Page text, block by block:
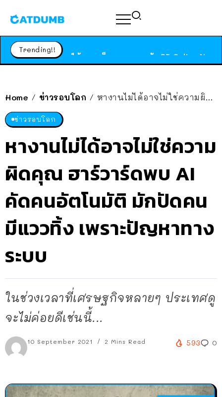
Trending!!
Home / ข่าวรอบโลก / หางานไม่ได้อาจไม่ใช่ความผิดคุณ ฮาร์วาร์ดพบ AI คัดคนอัตโนมัติ มักปัดคนมีแววทิ้ง เพราะปัญหาทางระบบ
ข่าวรอบโลก
หางานไม่ได้อาจไม่ใช่ความ
ผิดคุณ ฮาร์วาร์ดพบ AI
คัดคนอัตโนมัติ มักปัดคน
มีแววทิ้ง เพราะปัญหาทาง
ระบบ
ในช่วงเวลาที่เศรษฐกิจหลายๆ ประเทศดู
จะไม่ค่อยดีเช่นนี้...
10 September 2021 2 Mins Read 593 0